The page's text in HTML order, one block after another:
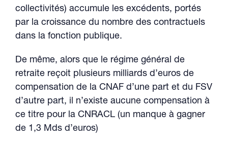
collectivités) accumule les excédents, portés
par la croissance du nombre des contractuels
dans la fonction publique.
De même, alors que le régime général de
retraite reçoit plusieurs milliards d’euros de
compensation de la CNAF d’une part et du FSV
d’autre part, il n’existe aucune compensation à
ce titre pour la CNRACL (un manque à gagner
de 1,3 Mds d’euros)